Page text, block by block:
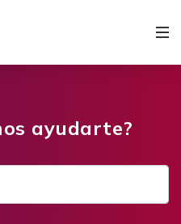
ayudarte?